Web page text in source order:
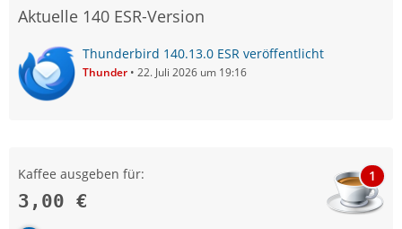
Aktuelle 140 ESR-Version
Thunderbird 140.13.0 ESR veröffentlicht
Thunder 22. Juli 2026 um 19:16
Kaffee ausgeben für:
3,00 €
1